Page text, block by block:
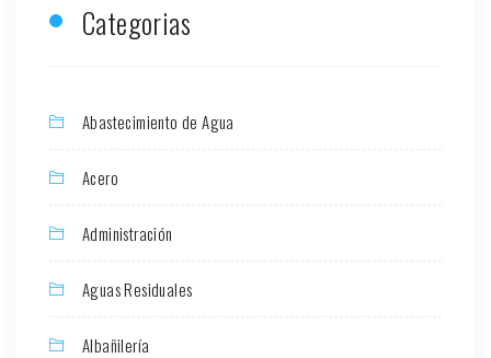
Categorias
Abastecimiento de Agua
Acero
Administración
Aguas Residuales
Albañilería